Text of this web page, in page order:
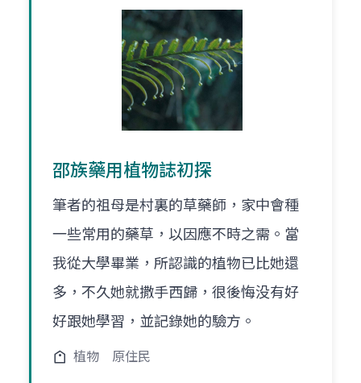
邵族藥用植物誌初探
筆者的祖母是村裏的草藥師，家中會種
一些常用的藥草，以因應不時之需。當
我從大學畢業，所認識的植物已比她還
多，不久她就撒手西歸，很後悔没有好
好跟她學習，並記錄她的驗方。
植物 原住民